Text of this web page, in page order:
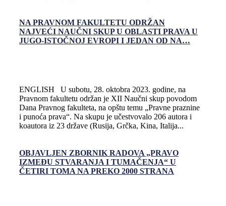
NA PRAVNOM FAKULTETU ODRŽAN
NAJVEĆI NAUČNI SKUP U OBLASTI PRAVA U
JUGO-ISTOČNOJ EVROPI I JEDAN OD NA…
ENGLISH U subotu, 28. oktobra 2023. godine, na
Pravnom fakultetu održan je XII Naučni skup povodom
Dana Pravnog fakulteta, na opštu temu „Pravne praznine
i punoća prava“. Na skupu je učestvovalo 206 autora i
koautora iz 23 države (Rusija, Grčka, Kina, Italija...
OBJAVLJEN ZBORNIK RADOVA „PRAVO
IZMEĐU STVARANJA I TUMAČENJA“ U
ČETIRI TOMA NA PREKO 2000 STRANA